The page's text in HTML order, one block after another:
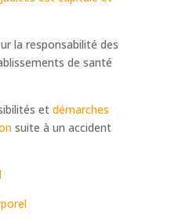
la responsabilité des
de santé
et démarches
suite à un accident